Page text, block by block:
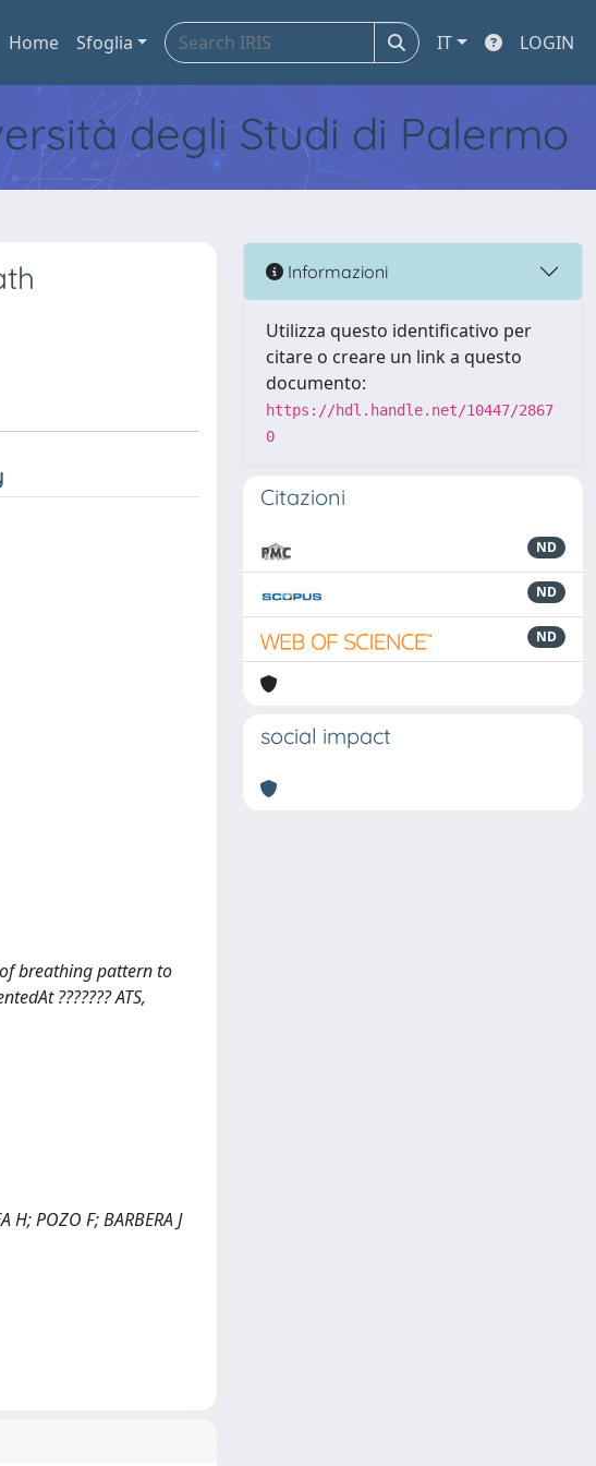
Home Sfoglia IT LOGIN
degli Studi di Palermo
of breathing pattern to
??????? ATS,
H; POZO F; BARBERA J
Informazioni
Utilizza questo identificativo per
citare o creare un link a questo
documento:
https://hdl.handle.net/10447/2867
0
Citazioni
ND
ND
ND
social impact